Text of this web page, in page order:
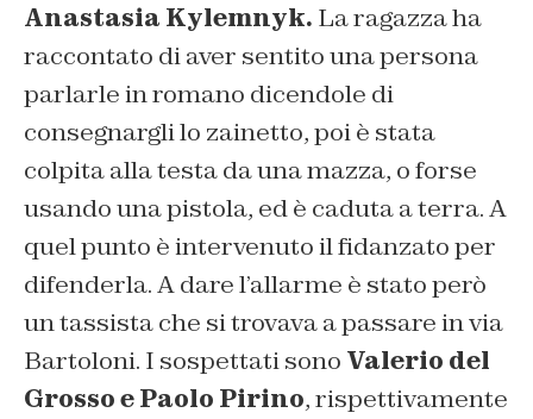
Anastasia Kylemnyk. La ragazza ha
raccontato di aver sentito una persona
parlarle in romano dicendole di
consegnargli lo zainetto, poi è stata
colpita alla testa da una mazza, o forse
usando una pistola, ed è caduta a terra. A
quel punto è intervenuto il fidanzato per
difenderla.A dare l’allarme è stato però
un tassista che si trovava a passare in via
Bartoloni. I sospettati sono Valerio del
Grosso e Paolo Pirino, rispettivamente